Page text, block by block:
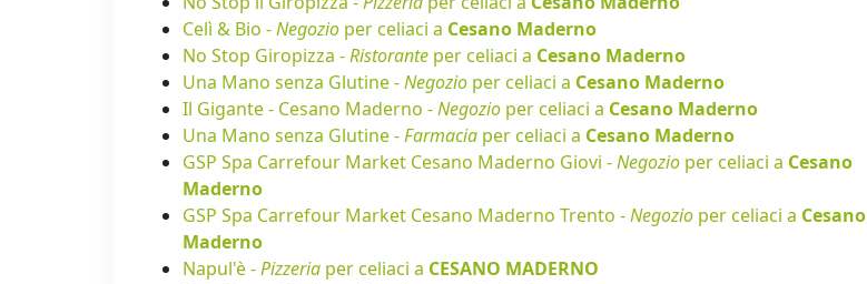
Celì & Bio -Negozio per celiaci a Cesano Maderno
No Stop Giropizza -Ristorante per celiaci a Cesano Maderno
Una Mano senza Glutine -Negozio per celiaci a Cesano Maderno
Il Gigante - Cesano Maderno -Negozio per celiaci a Cesano Maderno
Una Mano senza Glutine -Farmacia per celiaci a Cesano Maderno
GSP Spa Carrefour Market Cesano Maderno Giovi -Negozio per celiaci a Cesano
Maderno
GSP Spa Carrefour Market Cesano Maderno Trento -Negozio per celiaci a Cesano
Maderno
Napul'è -Pizzeria per celiaci a CESANO MADERNO